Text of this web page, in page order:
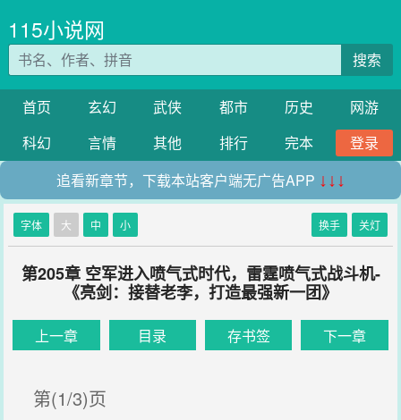
115小说网
搜索
首页 玄幻 武侠 都市 历史
网游
科幻
言情 其他 排行 完本
登录
追看新章节，下载本站客户端无广告APP ↓↓↓
字体 大 中 小 换手 关灯
第205章 空军进入喷气式时代，雷霆喷气式战斗机-
《亮剑：接替老李，打造最强新一团》
上一章 目录 存书签 下一章
第(1/3)页